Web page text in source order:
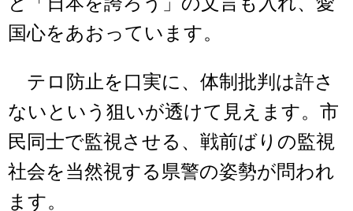
国心をあおっています。
テロ防止を口実に、体制批判は許さ
ないという狙いが透けて見えます。市
民同士で監視させる、戦前ばりの監視
社会を当然視する県警の姿勢が問われ
ます。